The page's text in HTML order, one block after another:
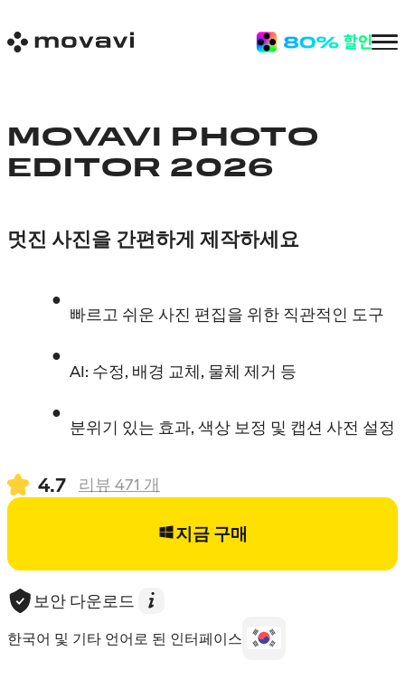
MOVAVI PHOTO
EDITOR 2026
멋진 사진을 간편하게 제작하세요
빠르고 쉬운 사진 편집을 위한 직관적인 도구
AI: 수정, 배경 교체, 물체 제거 등
분위기 있는 효과, 색상 보정 및 캡션 사전 설정
4.7 리뷰471 개
지금 구매
보안 다운로드
한국어 및 기타 언어로 된 인터페이스